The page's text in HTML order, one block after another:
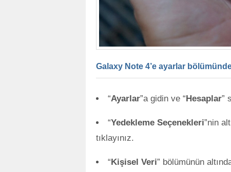
Galaxy Note 4’e ayarlar
“Ayarlar”a gidin ve “ Hesaplar”
“Yedekleme Seçenekleri”nin
tıklayınız.
“ Kişisel Veri” bölümünün